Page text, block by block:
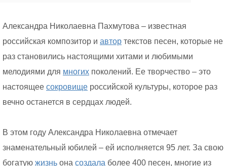
Александра Николаевна Пахмутова – известная
российская композитор и автор текстов песен, которые не
раз становились настоящими хитами и любимыми
мелодиями для многих поколений. Ее творчество – это
настоящее сокровище российской культуры, которое раз
вечно останется в сердцах людей.
В этом году Александра Николаевна отмечает
знаменательный юбилей – ей исполняется 95 лет. За свою
богатую жизнь она создала более 400 песен, многие из